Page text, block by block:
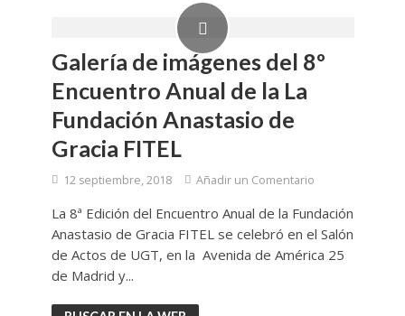
Galería de imágenes del 8º
Encuentro Anual de la La
Fundación Anastasio de
Gracia FITEL
12 septiembre, 2018 Añadir un Comentario
La 8ª Edición del Encuentro Anual de la Fundación
Anastasio de Gracia FITEL se celebró en el Salón
de Actos de UGT, en la Avenida de América 25
de Madrid y...